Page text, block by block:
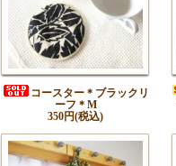
コースター＊ブラックリ
ーフ＊M
350円(税込)